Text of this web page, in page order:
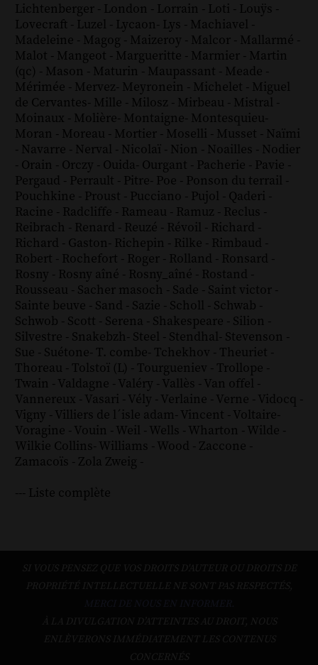
Lichtenberger - London - Lorrain - Loti - Louÿs -
Lovecraft - Luzel - Lycaon- Lys - Machiavel -
Madeleine - Magog - Maizeroy - Malcor - Mallarmé -
Malot - Mangeot - Margueritte - Marmier - Martin
(qc) - Mason - Maturin - Maupassant - Meade -
Mérimée - Mervez- Meyronein - Michelet - Miguel
de Cervantes- Mille - Milosz - Mirbeau - Mistral -
Moinaux - Molière- Montaigne- Montesquieu-
Moran - Moreau - Mortier - Moselli - Musset - Naïmi
- Navarre - Nerval - Nicolaï - Nion - Noailles - Nodier
- Orain - Orczy - Ouida- Ourgant - Pacherie - Pavie -
Pergaud - Perrault - Pitre- Poe - Ponson du terrail -
Pouchkine - Proust - Pucciano - Pujol - Qaderi -
Racine - Radcliffe - Rameau - Ramuz - Reclus -
Reibrach - Renard - Reuzé - Révoil - Richard -
Richard - Gaston- Richepin - Rilke - Rimbaud -
Robert - Rochefort - Roger - Rolland - Ronsard -
Rosny - Rosny aîné - Rosny_aîné - Rostand -
Rousseau - Sacher masoch - Sade - Saint victor -
Sainte beuve - Sand - Sazie - Scholl - Schwab -
Schwob - Scott - Serena - Shakespeare - Silion -
Silvestre - Snakebzh- Steel - Stendhal- Stevenson -
Sue - Suétone- T. combe- Tchekhov - Theuriet -
Thoreau - Tolstoï (L) - Tourgueniev - Trollope -
Twain - Valdagne - Valéry - Vallès - Van offel -
Vannereux - Vasari - Vély - Verlaine - Verne - Vidocq -
Vigny - Villiers de l´isle adam- Vincent - Voltaire-
Voragine - Vouin - Weil - Wells - Wharton - Wilde -
Wilkie Collins- Williams - Wood - Zaccone -
Zamacoïs - Zola Zweig -
--- Liste complète